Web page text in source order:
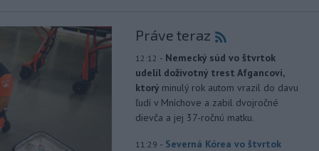
Práve teraz
12:12 - Nemecký súd vo štvrtok
udelil doživotný trest Afgancovi,
ktorý minulý rok autom vrazil do davu
ľudí v Mníchove a zabil dvojročné
dievča a jej 37-ročnú matku.
11:29 - Severná Kórea vo štvrtok